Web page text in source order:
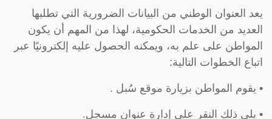
يعد العنوان الوطني من البيانات الضرورية التي تطلبها
العديد من الخدمات الحكومية، لهذا من المهم أن يكون
المواطن على علم به، ويمكنه الحصول عليه إلكترونيًا عبر
اتباع الخطوات التالية:
• يقوم المواطن بزيارة موقع سُبل .
• يلي ذلك النقر على إدارة عنوان مسجل.